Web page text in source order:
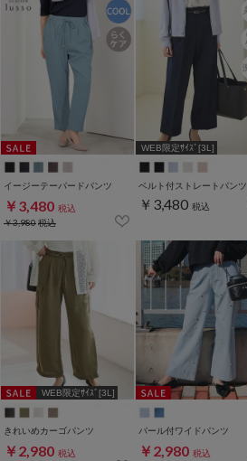
イージーテーパードパンツ
￥3,480 税込
￥3,980税込
WEB限定ｻｲｽﾞ[3L]
ベルト付ストレートパンツ
￥3,480 税込
WEB限定ｻｲｽﾞ[3L]
きれいめカーゴパンツ
￥2,980 税込
パール付ワイドパンツ
￥2,980 税込